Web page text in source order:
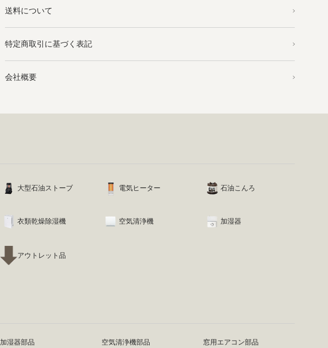
送料について
特定商取引に基づく表記
会社概要
大型石油ストーブ 電気ヒーター 石油こんろ
衣類乾燥除湿機 空気清浄機 加湿器
アウトレット品
加湿器部品 空気清浄機部品 窓用エアコン部品